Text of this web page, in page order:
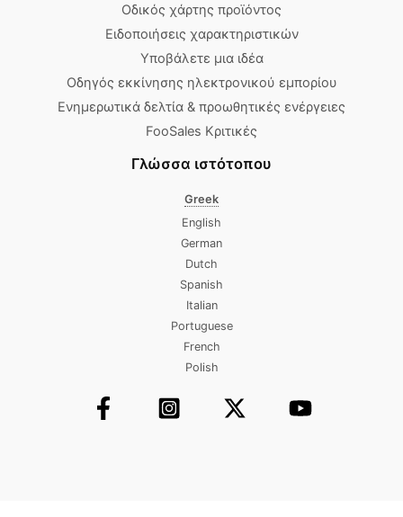
Οδικός χάρτης προϊόντος
Ειδοποιήσεις χαρακτηριστικών
Υποβάλετε μια ιδέα
Οδηγός εκκίνησης ηλεκτρονικού εμπορίου
Ενημερωτικά δελτία & προωθητικές ενέργειες
FooSales Κριτικές
Γλώσσα ιστότοπου
Greek
English
German
Dutch
Spanish
Italian
Portuguese
French
Polish